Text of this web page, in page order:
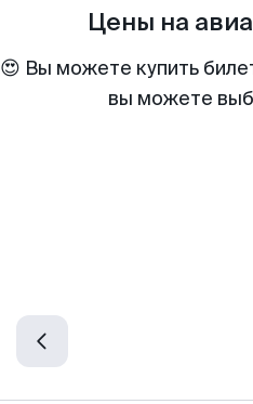
Цены на
😍 Вы можете купить
вы можете